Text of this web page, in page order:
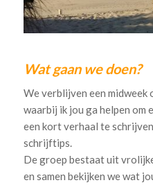
Wat gaan we doen?
We verblijven een midweek
waarbij ik jou ga helpen om
een kort verhaal te
schrijftips.
De groep bestaat uit
en samen bekijken we wat